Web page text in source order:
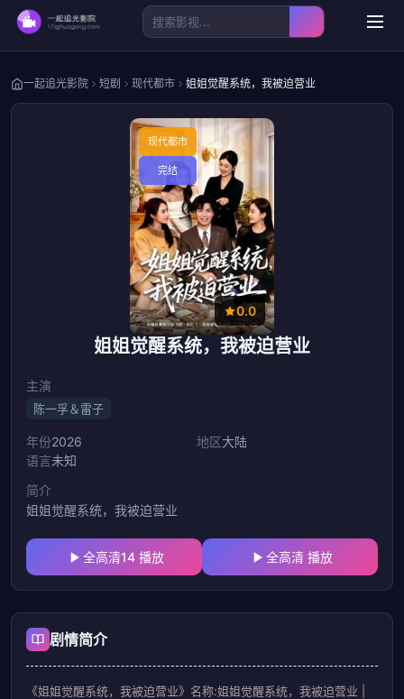
一起追光影院 短剧 现代都市 姐姐觉醒系统，我被迫营业
现代都市
完结
0.0
姐姐觉醒系统，我被迫营业
主演
陈一孚＆雷子
年份2026 地区大陆
语言未知
简介
姐姐觉醒系统，我被迫营业
全高清14 播放 全高清 播放
剧情简介
《姐姐觉醒系统，我被迫营业》名称:姐姐觉醒系统，我被迫营业 |